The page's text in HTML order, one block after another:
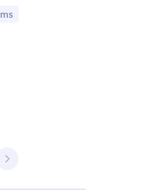
Weiter
Informationen wie